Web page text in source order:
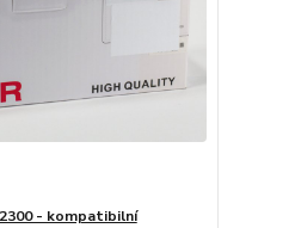
- kompatibilní